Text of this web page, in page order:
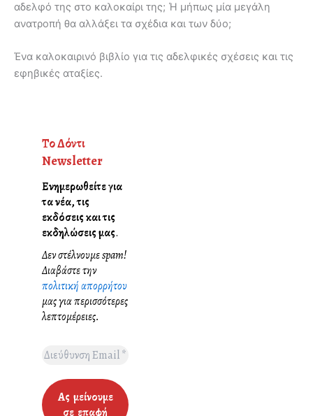
αδελφό της στο καλοκαίρι της; Ή μήπως μία μεγάλη
ανατροπή θα αλλάξει τα σχέδια και των δύο;
Ένα καλοκαιρινό βιβλίο για τις αδελφικές σχέσεις και τις
εφηβικές αταξίες.
Το Δόντι
Newsletter
Ενημερωθείτε για
τα νέα, τις
εκδόσεις και τις
εκδηλώσεις μας.
Δεν στέλνουμε spam!
Διαβάστε την
πολιτική απορρήτου
μας για περισσότερες
λεπτομέρειες.